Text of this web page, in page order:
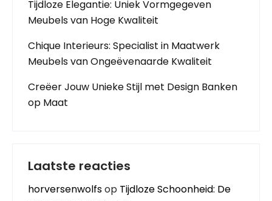
Tijdloze Elegantie: Uniek Vormgegeven
Meubels van Hoge Kwaliteit
Chique Interieurs: Specialist in Maatwerk
Meubels van Ongeëvenaarde Kwaliteit
Creëer Jouw Unieke Stijl met Design Banken
op Maat
Laatste reacties
horversenwolfsop Tijdloze Schoonheid: De